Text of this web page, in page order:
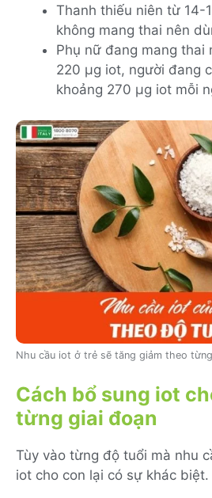
Thanh thiếu niên từ 14-
không mang thai nên
Phụ nữ đang mang thai
220 μg iot, người đang
khoảng 270 μg iot mỗi
Nhu cầu iot ở trẻ sẽ tăng giảm theo
Cách bổ sung iot
từng giai đoạn
Tùy vào từng độ tuổi mà nhu
iot cho con lại có sự khác biệt.